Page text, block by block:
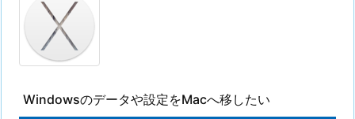
Windowsのデータや設定をMacへ移したい